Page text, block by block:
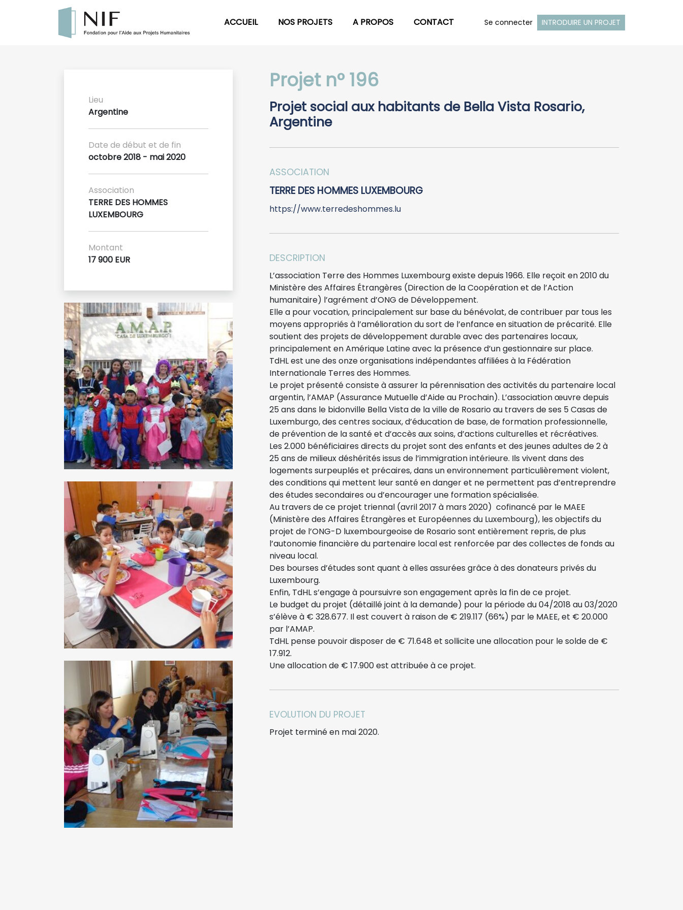
ACCUEIL NOS PROJETS A PROPOS CONTACT Se connecter INTRODUIRE UN PROJET
Lieu
Argentine
Date de début et de fin
octobre 2018 - mai 2020
Association
TERRE DES HOMMES
LUXEMBOURG
Montant
17 900 EUR
Projet n° 196
Projet social aux habitants de Bella Vista Rosario,
Argentine
ASSOCIATION
TERRE DES HOMMES LUXEMBOURG
https://www.terredeshommes.lu
DESCRIPTION
L’association Terre des Hommes Luxembourg existe depuis 1966. Elle reçoit en 2010 du
Ministère des Affaires Étrangères (Direction de la Coopération et de l’Action
humanitaire) l’agrément d’ONG de Développement.
Elle a pour vocation, principalement sur base du bénévolat, de contribuer par tous les
moyens appropriés à l’amélioration du sort de l’enfance en situation de précarité. Elle
soutient des projets de développement durable avec des partenaires locaux,
principalement en Amérique Latine avec la présence d’un gestionnaire sur place.
TdHL est une des onze organisations indépendantes affiliées à la Fédération
Internationale Terres des Hommes.
Le projet présenté consiste à assurer la pérennisation des activités du partenaire local
argentin, l’AMAP (Assurance Mutuelle d’Aide au Prochain). L’association œuvre depuis
25 ans dans le bidonville Bella Vista de la ville de Rosario au travers de ses 5 Casas de
Luxemburgo, des centres sociaux, d’éducation de base, de formation professionnelle,
de prévention de la santé et d’accès aux soins, d’actions culturelles et récréatives.
Les 2.000 bénéficiaires directs du projet sont des enfants et des jeunes adultes de 2 à
25 ans de milieux déshérités issus de l’immigration intérieure. Ils vivent dans des
logements surpeuplés et précaires, dans un environnement particulièrement violent,
des conditions qui mettent leur santé en danger et ne permettent pas d’entreprendre
des études secondaires ou d’encourager une formation spécialisée.
Au travers de ce projet triennal (avril 2017 à mars 2020) cofinancé par le MAEE
(Ministère des Affaires Étrangères et Européennes du Luxembourg), les objectifs du
projet de l’ONG-D luxembourgeoise de Rosario sont entièrement repris, de plus
l’autonomie financière du partenaire local est renforcée par des collectes de fonds au
niveau local.
Des bourses d’études sont quant à elles assurées grâce à des donateurs privés du
Luxembourg.
Enfin, TdHL s’engage à poursuivre son engagement après la fin de ce projet.
Le budget du projet (détaillé joint à la demande) pour la période du 04/2018 au 03/2020
s’élève à € 328.677. Il est couvert à raison de € 219.117 (66%) par le MAEE, et € 20.000
par l’AMAP.
TdHL pense pouvoir disposer de € 71.648 et sollicite une allocation pour le solde de €
17.912.
Une allocation de € 17.900 est attribuée à ce projet.
EVOLUTION DU PROJET
Projet terminé en mai 2020.